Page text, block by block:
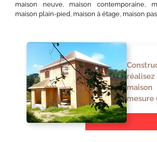
maison neuve, maison contemporaine,
maison plain-pied, maison à étage, maison
mesure